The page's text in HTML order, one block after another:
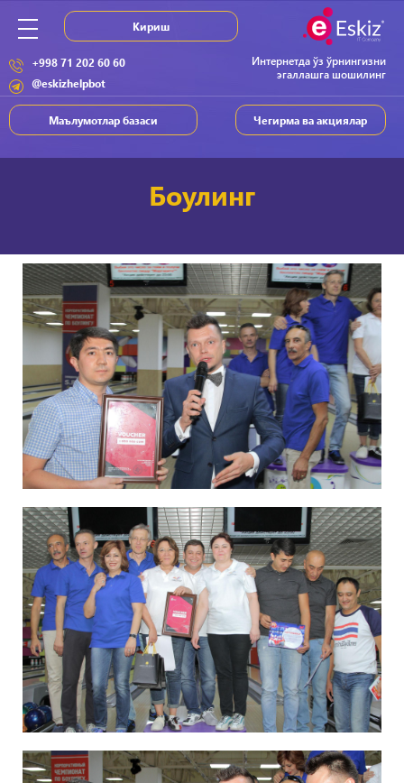
Интернетда ўз ўрнингизни
эгаллашга шошилинг
+998 71 202 60 60
@eskizhelpbot
Чегирма ва акциялар
Маълумотлар базаси
Кириш
Боулинг